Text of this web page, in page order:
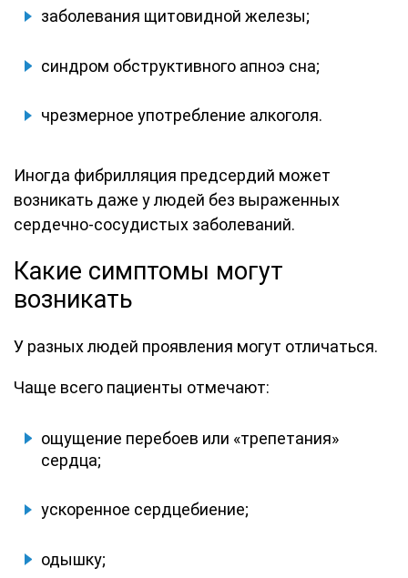
заболевания щитовидной железы;
синдром обструктивного апноэ сна;
чрезмерное употребление алкоголя.
Иногда фибрилляция предсердий может
возникать даже у людей без выраженных
сердечно-сосудистых заболеваний.
Какие симптомы могут
возникать
У разных людей проявления могут отличаться.
Чаще всего пациенты отмечают:
ощущение перебоев или «трепетания»
сердца;
ускоренное сердцебиение;
одышку;